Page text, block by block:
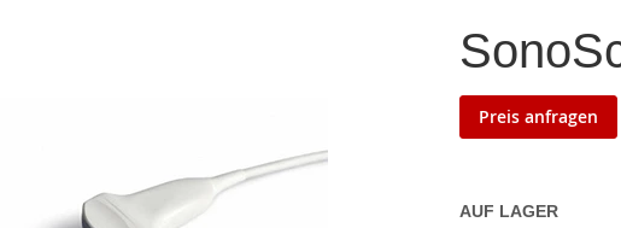
Preis anfragen
AUF LAGER